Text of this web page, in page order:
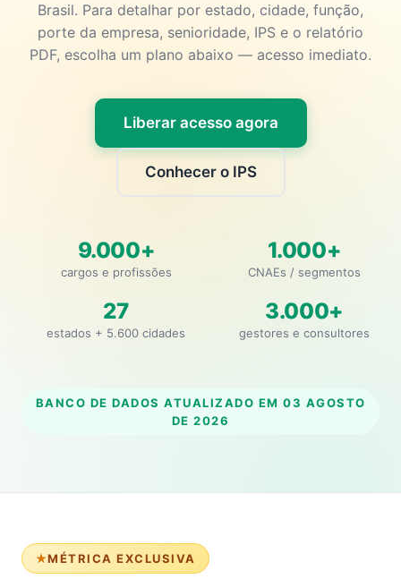
Brasil. Para detalhar por estado, cidade, função,
porte da empresa, senioridade, IPS e o relatório
PDF, escolha um plano abaixo — acesso imediato.
Liberar acesso agora
Conhecer o IPS
9.000+
cargos e profissões
1.000+
CNAEs / segmentos
27
estados + 5.600 cidades
3.000+
gestores e consultores
BANCO DE DADOS ATUALIZADO EM 03 AGOSTO
DE 2026
MÉTRICA EXCLUSIVA